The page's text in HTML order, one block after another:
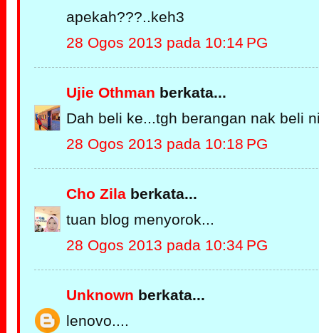
apekah???..keh3
28 Ogos 2013 pada 10:14 PG
Ujie Othman berkata...
Dah beli ke...tgh berangan nak beli
28 Ogos 2013 pada 10:18 PG
Cho Zila berkata...
tuan blog menyorok...
28 Ogos 2013 pada 10:34 PG
Unknown berkata...
lenovo....